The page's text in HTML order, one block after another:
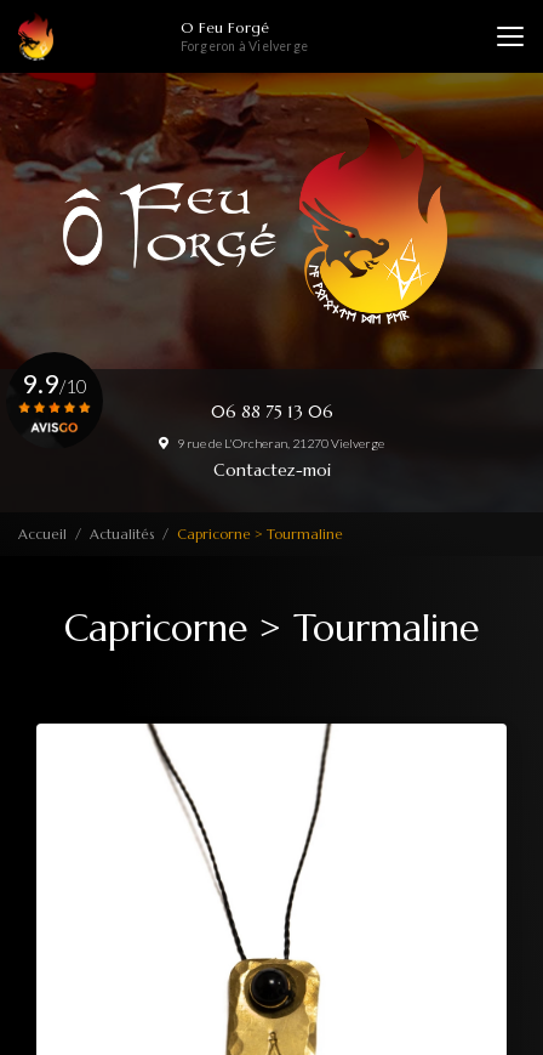
contenu
principal
O Feu Forgé
Forgeron à Vielverge
06 88 75 13 06
9 rue de L'Orcheran, 21270 Vielverge
Contactez-moi
9.9/10
Accueil Actualités Capricorne > Tourmaline
Capricorne > Tourmaline